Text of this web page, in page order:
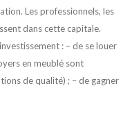
Les professionnels, les
dans cette capitale.
: – de se louer
en meublé sont
de qualité) ; – de gagner